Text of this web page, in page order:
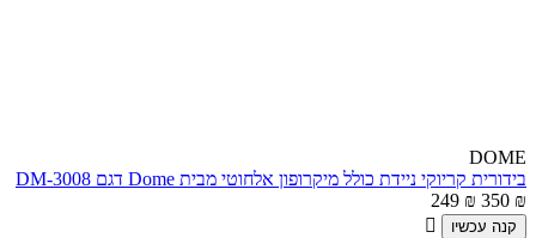
DOME
בידורית קריוקי ניידת כולל מיקרופון אלחוטי מבית Dome דגם DM-3008
350 ₪
249 ₪
קנה עכשיו 